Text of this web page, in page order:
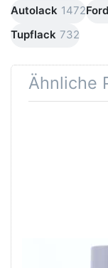
Autolack 1472
Tupflack 732
Ähnliche